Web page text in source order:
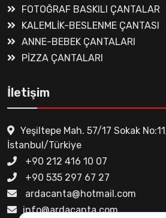
FOTOĞRAF BASKILI ÇANTALAR
KALEMLİK-BESLENME ÇANTASI
ANNE-BEBEK ÇANTALARI
PİZZA ÇANTALARI
İletişim
Yeşiltepe Mah. 57/17 Sokak
İstanbul/Türkiye
+90 212 416 10 07
+90 535 297 67 27
ardacanta@hotmail.com
info@ardacanta.com